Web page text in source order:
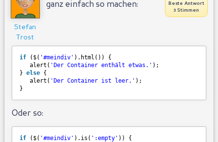
Stefan
Trost
Beste Antwort
3 Stimmen
ganz einfach so machen:
if ($( '#meindiv' ).html()) {
alert( 'Der Container enthält etwas.' );
} else {
alert( 'Der Container ist leer.' );
}
Oder so:
if ($( '#meindiv' ).is( ':empty' )) {